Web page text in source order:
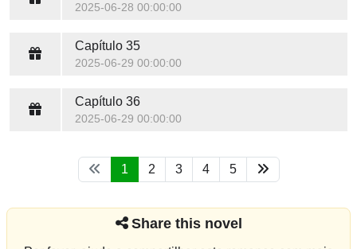
2025-06-28 00:00:00
Capítulo 35
2025-06-29 00:00:00
Capítulo 36
2025-06-29 00:00:00
1 2 3 4 5
Share this novel